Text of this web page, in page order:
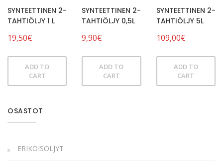
SYNTEETTINEN 2-
TAHTIÖLJY 1 L
19,50€
ADD TO
CART
SYNTEETTINEN 2-
TAHTIÖLJY 0,5L
9,90€
ADD TO
CART
SYNTEETTINEN 2-
TAHTIÖLJY 5L
109,00€
ADD TO
CART
OSASTOT
ERIKOISÖLJYT